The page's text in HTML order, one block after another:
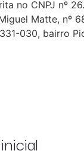
no CNPJ nº
Matte, nº
030, bairro